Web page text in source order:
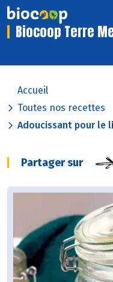
Biocoop Terre
Accueil
Toutes nos recettes
Adoucissant pour le
Partager sur